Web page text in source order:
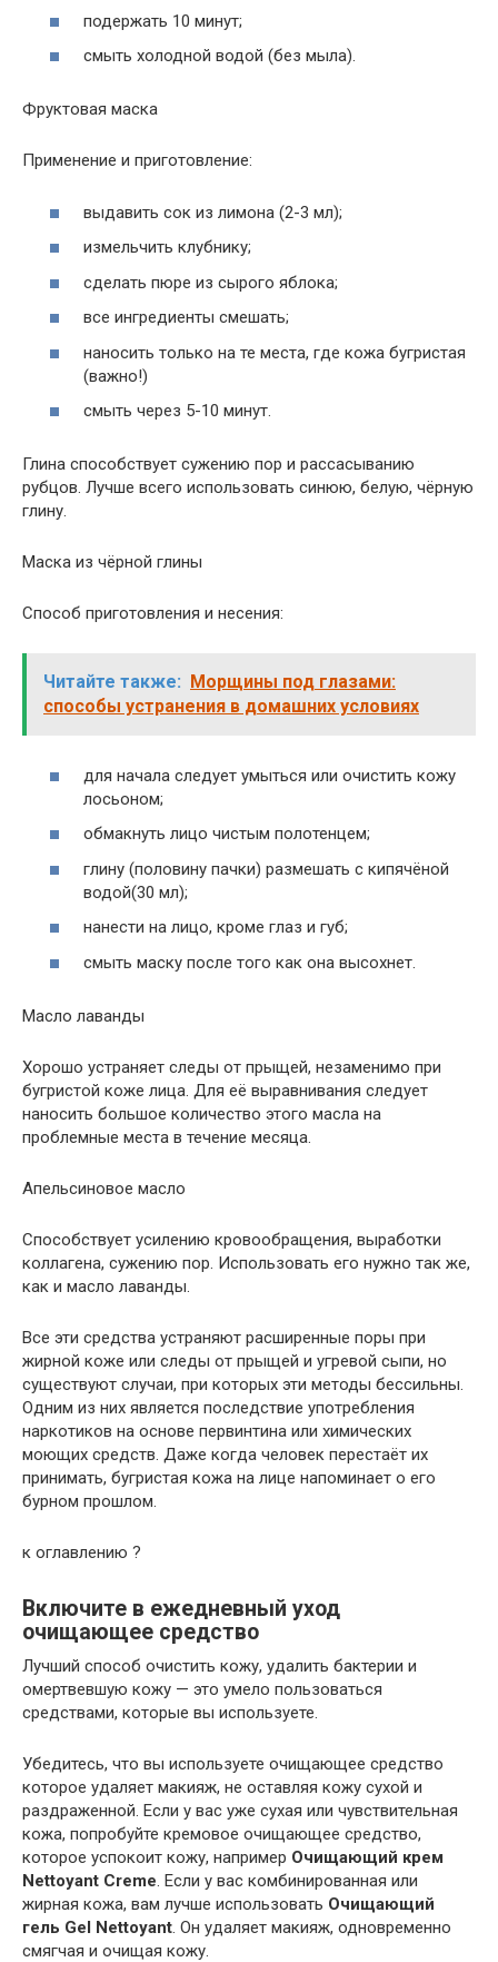
подержать 10 минут;
смыть холодной водой (без мыла).
Фруктовая маска
Применение и приготовление:
выдавить сок из лимона (2-3 мл);
измельчить клубнику;
сделать пюре из сырого яблока;
все ингредиенты смешать;
наносить только на те места, где кожа бугристая
(важно!)
смыть через 5-10 минут.
Глина способствует сужению пор и рассасыванию
рубцов. Лучше всего использовать синюю, белую, чёрную
глину.
Маска из чёрной глины
Способ приготовления и несения:
Читайте также: Морщины под глазами:
способы устранения в домашних условиях
для начала следует умыться или очистить кожу
лосьоном;
обмакнуть лицо чистым полотенцем;
глину (половину пачки) размешать с кипячёной
водой(30 мл);
нанести на лицо, кроме глаз и губ;
смыть маску после того как она высохнет.
Масло лаванды
Хорошо устраняет следы от прыщей, незаменимо при
бугристой коже лица. Для её выравнивания следует
наносить большое количество этого масла на
проблемные места в течение месяца.
Апельсиновое масло
Способствует усилению кровообращения, выработки
коллагена, сужению пор. Использовать его нужно так же,
как и масло лаванды.
Все эти средства устраняют расширенные поры при
жирной коже или следы от прыщей и угревой сыпи, но
существуют случаи, при которых эти методы бессильны.
Одним из них является последствие употребления
наркотиков на основе первинтина или химических
моющих средств. Даже когда человек перестаёт их
принимать, бугристая кожа на лице напоминает о его
бурном прошлом.
к оглавлению ?
Включите в ежедневный уход
очищающее средство
Лучший способ очистить кожу, удалить бактерии и
омертвевшую кожу — это умело пользоваться
средствами, которые вы используете.
Убедитесь, что вы используете очищающее средство
которое удаляет макияж, не оставляя кожу сухой и
раздраженной. Если у вас уже сухая или чувствительная
кожа, попробуйте кремовое очищающее средство,
которое успокоит кожу, например Очищающий крем
Nettoyant Creme . Если у вас комбинированная или
жирная кожа, вам лучше использовать Очищающий
гель Gel Nettoyant . Он удаляет макияж, одновременно
смягчая и очищая кожу.